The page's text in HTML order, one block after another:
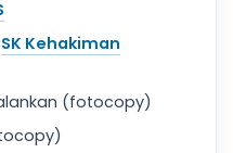
SK Kehakiman
(fotocopy)